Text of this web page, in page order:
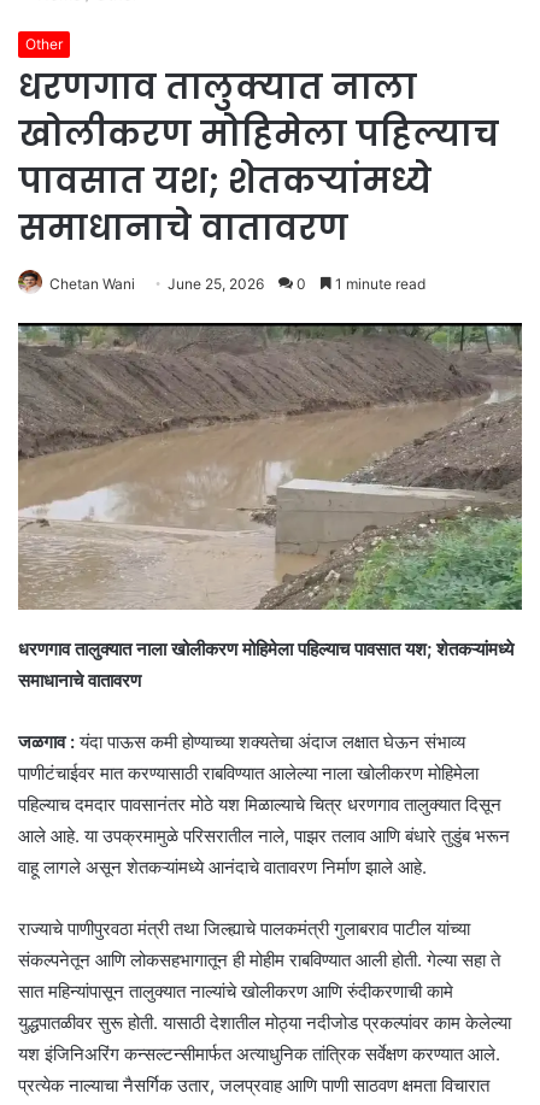
Other
धरणगाव तालुक्यात नाला
खोलीकरण मोहिमेला पहिल्याच
पावसात यश; शेतकऱ्यांमध्ये
समाधानाचे वातावरण
Chetan Wani June 25, 2026 0 1 minute read
धरणगाव तालुक्यात नाला खोलीकरण मोहिमेला पहिल्याच पावसात यश; शेतकऱ्यांमध्ये
समाधानाचे वातावरण
जळगाव :यंदा पाऊस कमी होण्याच्या शक्यतेचा अंदाज लक्षात घेऊन संभाव्य
पाणीटंचाईवर मात करण्यासाठी राबविण्यात आलेल्या नाला खोलीकरण मोहिमेला
पहिल्याच दमदार पावसानंतर मोठे यश मिळाल्याचे चित्र धरणगाव तालुक्यात दिसून
आले आहे. या उपक्रमामुळे परिसरातील नाले, पाझर तलाव आणि बंधारे तुडुंब भरून
वाहू लागले असून शेतकऱ्यांमध्ये आनंदाचे वातावरण निर्माण झाले आहे.
राज्याचे पाणीपुरवठा मंत्री तथा जिल्ह्याचे पालकमंत्री गुलाबराव पाटील यांच्या
संकल्पनेतून आणि लोकसहभागातून ही मोहीम राबविण्यात आली होती. गेल्या सहा ते
सात महिन्यांपासून तालुक्यात नाल्यांचे खोलीकरण आणि रुंदीकरणाची कामे
युद्धपातळीवर सुरू होती. यासाठी देशातील मोठ्या नदीजोड प्रकल्पांवर काम केलेल्या
यश इंजिनिअरिंग कन्सल्टन्सीमार्फत अत्याधुनिक तांत्रिक सर्वेक्षण करण्यात आले.
प्रत्येक नाल्याचा नैसर्गिक उतार, जलप्रवाह आणि पाणी साठवण क्षमता विचारात